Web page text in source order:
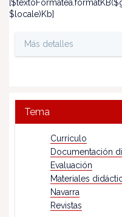
$locale)Kb]
Más detalles
Tema
Currículo
Documentación
Evaluación
Materiales
Navarra
Revistas